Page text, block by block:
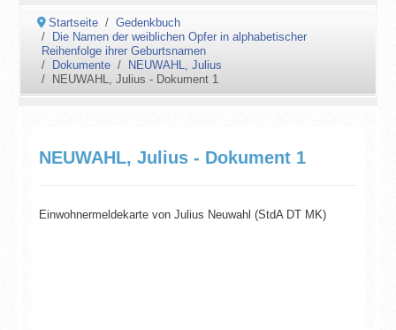
Startseite
Gedenkbuch
Die Namen der weiblichen Opfer in alphabetischer
Reihenfolge ihrer Geburtsnamen
Dokumente
NEUWAHL, Julius
NEUWAHL, Julius - Dokument 1
NEUWAHL, Julius - Dokument 1
Einwohnermeldekarte von Julius Neuwahl (StdA DT MK)